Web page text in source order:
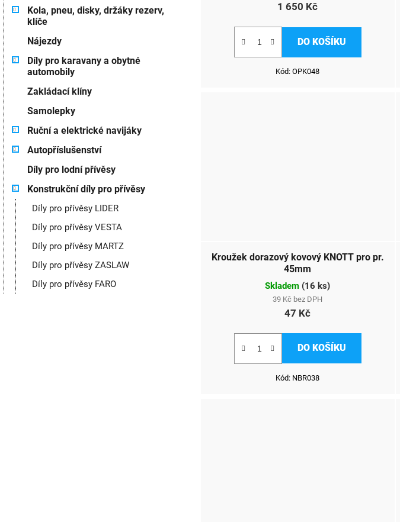
Kola, pneu, disky, držáky rezerv,
klíče
Nájezdy
Díly pro karavany a obytné
automobily
Zakládací klíny
Samolepky
Ruční a elektrické navijáky
Autopříslušenství
Díly pro lodní přívěsy
Konstrukční díly pro přívěsy
Díly pro přívěsy LIDER
Díly pro přívěsy VESTA
Díly pro přívěsy MARTZ
Díly pro přívěsy ZASLAW
Díly pro přívěsy FARO
1 650 Kč
DO KOŠÍKU
Kód:OPK048
Kroužek dorazový kovový KNOTT pro pr.
45mm
Skladem (16 ks)
39 Kč bez DPH
47 Kč
DO KOŠÍKU
Kód: NBR038